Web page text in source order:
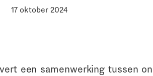
17 oktober 2024
een samenwerking tussen